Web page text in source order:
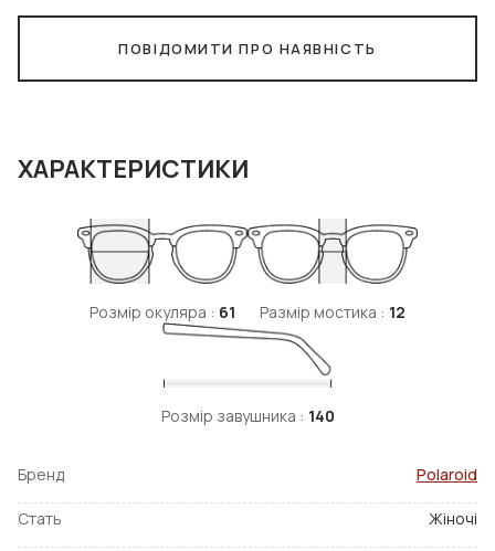
ПОВІДОМИТИ ПРО НАЯВНІСТЬ
ХАРАКТЕРИСТИКИ
Розмір окуляра : 61 Размір мостика : 12
Розмір завушника : 140
Бренд Polaroid
Стать Жіночі